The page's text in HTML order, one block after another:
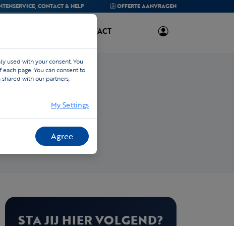
CONTACT & HELP OFFERTEAANVRAGEN
CONTACT
STA JIJ HIER VOLGEND?
used with your consent. You
page. You can consent to
with our partners,
My Settings
Agree